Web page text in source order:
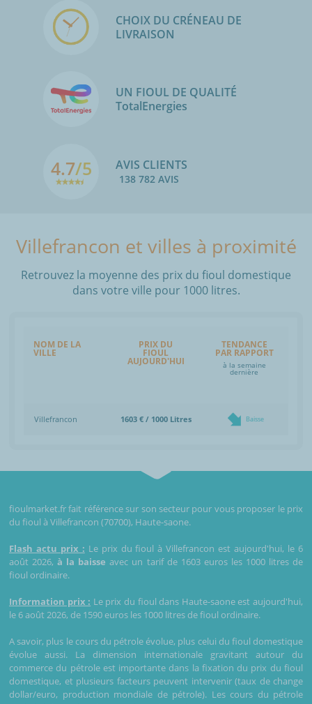
CHOIX DU CRÉNEAU DE
LIVRAISON
UN FIOUL DE QUALITÉ
TotalEnergies
4.7/5 AVIS CLIENTS
138 782 AVIS
Villefrancon et villes à proximité
Retrouvez la moyenne des prix du fioul domestique
dans votre ville pour 1000 litres.
NOM DE LA
VILLE
PRIX DU
FIOUL
AUJOURD'HUI
TENDANCE
PAR RAPPORT
à la semaine
dernière
Villefrancon 1603 € / 1000 Litres Baisse
fioulmarket.fr fait référence sur son secteur pour vous proposer le prix
du fioul à Villefrancon (70700), Haute-saone.
Flash actu prix : Le prix du fioul à Villefrancon est aujourd'hui, le 6
août 2026,à la baisse avec un tarif de 1603 euros les 1000 litres de
fioul ordinaire.
Information prix : Le prix du fioul dans Haute-saone est aujourd'hui,
le 6 août 2026, de 1590 euros les 1000 litres de fioul ordinaire.
A savoir, plus le cours du pétrole évolue, plus celui du fioul domestique
évolue aussi. La dimension internationale gravitant autour du
commerce du pétrole est importante dans la fixation du prix du fioul
domestique, et plusieurs facteurs peuvent intervenir (taux de change
dollar/euro, production mondiale de pétrole). Les cours du pétrole